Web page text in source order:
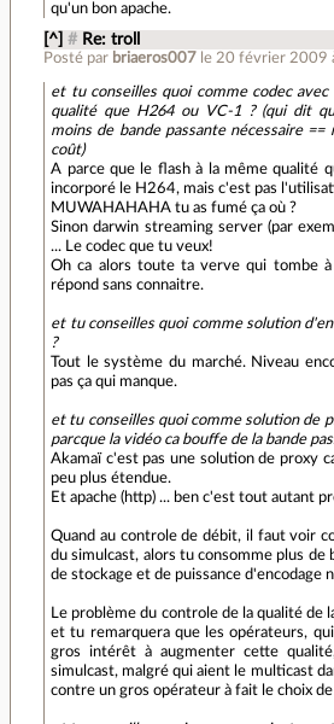
qu'un bon apache.
[^] # Re: troll
Posté par briaeros007 le 20 février 2009
et tu conseilles quoi comme codec avec
qualité que H264 ou VC-1 ? (qui dit
moins de bande passante nécessaire ==
coût)
A parce que le flash à la même qualité
incorporé le H264, mais c'est pas
MUWAHAHAHA tu as fumé ça où ?
Sinon darwin streaming server (par
... Le codec que tu veux!
Oh ca alors toute ta verve qui tombe
répond sans connaitre.
et tu conseilles quoi comme solution
?
Tout le système du marché. Niveau
pas ça qui manque.
et tu conseilles quoi comme solution de
parcque la vidéo ca bouffe de la bande
Akamaï c'est pas une solution de proxy
peu plus étendue.
Et apache (http) ... ben c'est tout autant
Quand au controle de débit, il faut voir
du simulcast, alors tu consomme plus de
de stockage et de puissance d'encodage
Le problème du controle de la qualité de
et tu remarquera que les opérateurs,
gros intérêt à augmenter cette
simulcast, malgré qui aient le multicast
contre un gros opérateur à fait le choix de